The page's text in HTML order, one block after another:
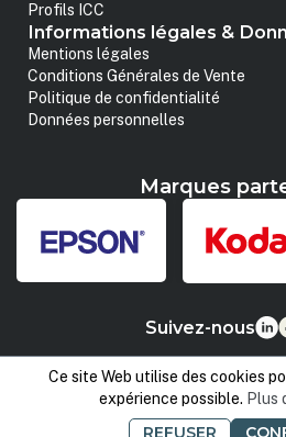
Profils ICC
Informations légales &
Mentions légales
Conditions Générales de Vente
Politique de confidentialité
Données personnelles
Marques
Suivez-nous
Ce site Web utilise des cookies
expérience possible. Plus
REFUSER